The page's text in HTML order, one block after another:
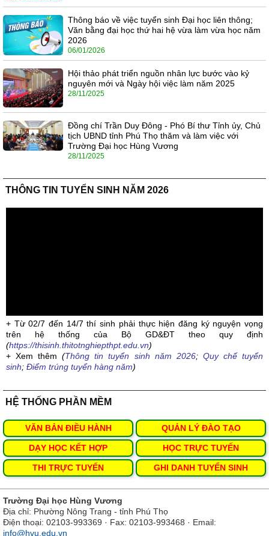
Thông báo về việc tuyển sinh Đại học liên thông;
Văn bằng đại học thứ hai hệ vừa làm vừa học năm
2026
06/01/2026
Hội thảo phát triển nguồn nhân lực bước vào kỷ
nguyên mới và Ngày hội việc làm năm 2025
28/11/2025
Đồng chí Trần Duy Đông - Phó Bí thư Tỉnh ủy, Chủ
tịch UBND tỉnh Phú Thọ thăm và làm việc với
Trường Đại học Hùng Vương
28/11/2025
THÔNG TIN TUYỂN SINH NĂM 2026
+ Từ 02/7 đến 14/7 thí sinh phải thực hiện đăng ký nguyện vọng
trên hệ thống của Bộ GD&ĐT theo quy định
(https://thisinh.thitotnghiepthpt.edu.vn)
+ Xem thêm(Thông tin tuyển sinh năm 2026; Quy chế tuyển
sinh; Điểm trúng tuyển hàng năm)
HỆ THỐNG PHẦN MỀM
VĂN BẢN ĐIỀU HÀNH QUẢN LÝ ĐÀO TẠO
DẠY HỌC KẾT HỢP HỌC TRỰC TUYẾN
THI TRỰC TUYẾN GHI DANH TUYỂN SINH
Trường Đại học Hùng Vương
Địa chỉ: Phường Nông Trang - tỉnh Phú Thọ
Điện thoại: 02103-993369 · Fax: 02103-993468 · Email:
info@hvu.edu.vn